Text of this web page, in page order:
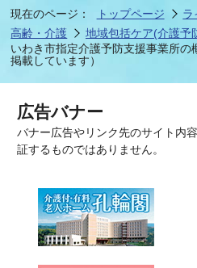
現在のページ： トップページ
ラ
高齢・介護
地域包括ケア(介護予
いわき市指定介護予防支援事業所の
掲載しています）
広告バナー
バナー広告やリンク先のサイト内
証するものではありません。